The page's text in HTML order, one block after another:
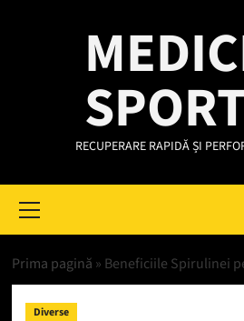
RECUPERARE RAPIDĂ ȘI
Menu
Prima pagină » Beneficiile Spirulinei
Diverse